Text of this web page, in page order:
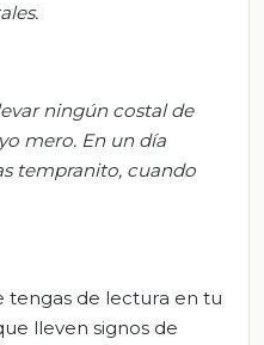
ningún costal de
yo mero. En un día
tempranito, cuando
tengas de lectura en tu
lleven signos de